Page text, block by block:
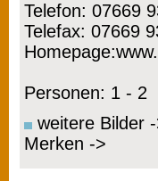
Telefon: 07669
Telefax: 07669
Personen: 1 - 2
weitere Bilder
Merken ->